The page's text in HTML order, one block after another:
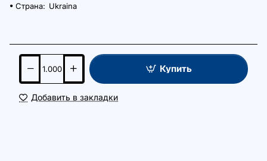
Страна: Ukraina
Купить
Добавить в закладки